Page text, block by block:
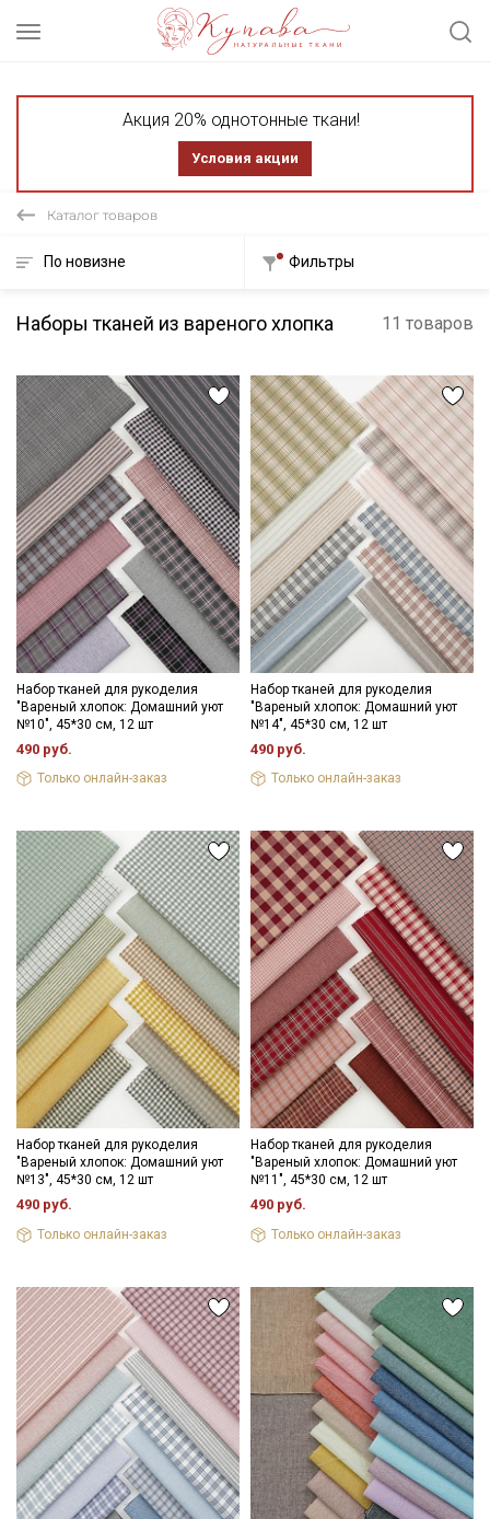
Акция 20% однотонные ткани!
Условия акции
Каталог товаров
По новизне Фильтры
Наборы тканей из вареного хлопка 11 товаров
Набор тканей для рукоделия
"Вареный хлопок: Домашний уют
№10", 45*30 см, 12 шт
490 руб.
Только онлайн-заказ
Набор тканей для рукоделия
"Вареный хлопок: Домашний уют
№14", 45*30 см, 12 шт
490 руб.
Только онлайн-заказ
Набор тканей для рукоделия
"Вареный хлопок: Домашний уют
№13", 45*30 см, 12 шт
490 руб.
Только онлайн-заказ
Набор тканей для рукоделия
"Вареный хлопок: Домашний уют
№11", 45*30 см, 12 шт
490 руб.
Только онлайн-заказ